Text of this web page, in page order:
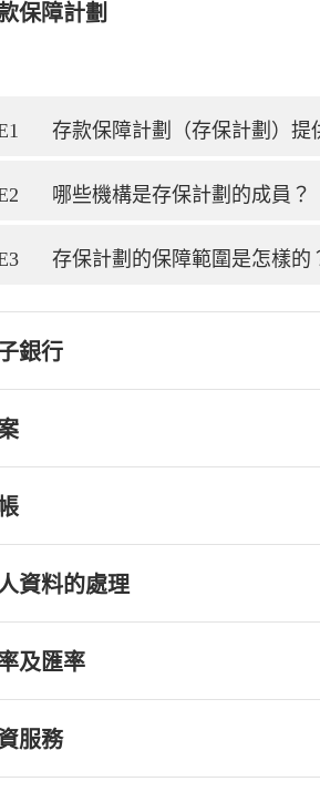
保障計劃
存款保障計劃（存保計劃）提
哪些機構是存保計劃的成員？
存保計劃的保障範圍是怎樣的
銀行
資料的處理
及匯率
服務